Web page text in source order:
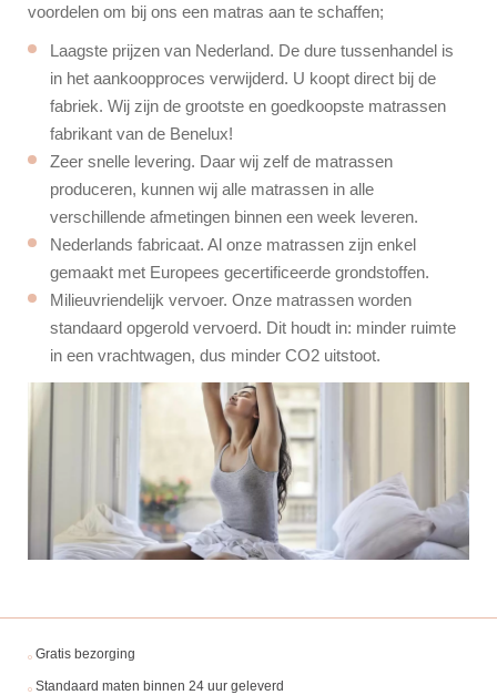
voordelen om bij ons een matras aan te schaffen;
Laagste prijzen van Nederland. De dure tussenhandel is
in het aankoopproces verwijderd. U koopt direct bij de
fabriek. Wij zijn de grootste en goedkoopste matrassen
fabrikant van de Benelux!
Zeer snelle levering. Daar wij zelf de matrassen
produceren, kunnen wij alle matrassen in alle
verschillende afmetingen binnen een week leveren.
Nederlands fabricaat. Al onze matrassen zijn enkel
gemaakt met Europees gecertificeerde grondstoffen.
Milieuvriendelijk vervoer. Onze matrassen worden
standaard opgerold vervoerd. Dit houdt in: minder ruimte
in een vrachtwagen, dus minder CO2 uitstoot.
Gratis bezorging
Standaard maten binnen 24 uur geleverd